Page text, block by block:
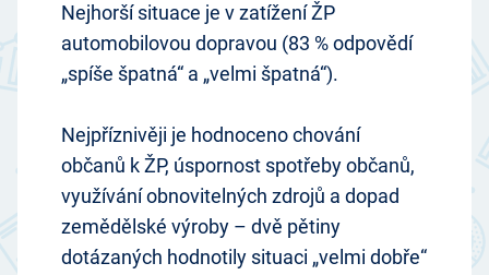
Nejhorší situace je v zatížení ŽP
automobilovou dopravou (83 % odpovědí
„spíše špatná“ a „velmi špatná“).
Nejpříznivěji je hodnoceno chování
občanů k ŽP, úspornost spotřeby občanů,
využívání obnovitelných zdrojů a dopad
zemědělské výroby – dvě pětiny
dotázaných hodnotily situaci „velmi dobře“